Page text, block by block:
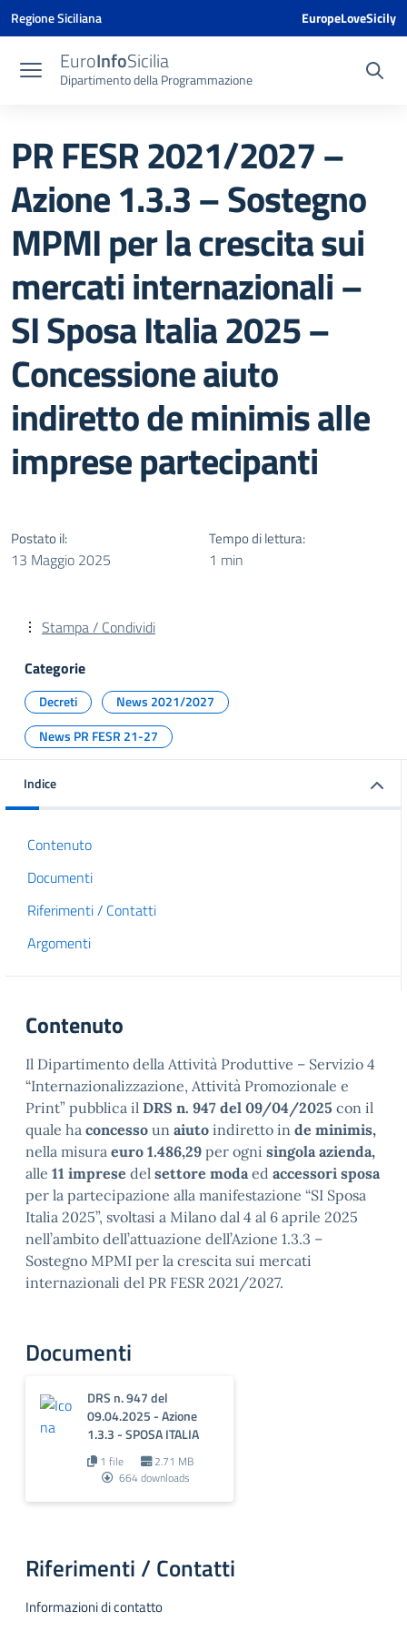
Vai ai contenuti
Vai al menu di navigazione
Vai al footer
Vai al banner delle Cookie Policy
Regione Siciliana EuropeLoveSicily
EuroInfoSicilia
Dipartimento della Programmazione
PR FESR 2021/2027 –
Azione 1.3.3 – Sostegno
MPMI per la crescita sui
mercati internazionali –
SI Sposa Italia 2025 –
Concessione aiuto
indiretto de minimis alle
imprese partecipanti
Postato il:
13 Maggio 2025
Tempo di lettura:
1 min
Stampa / Condividi
Categorie
Decreti
News 2021/2027
News PR FESR 21-27
Indice
Contenuto
Documenti
Riferimenti / Contatti
Argomenti
Contenuto
Il Dipartimento della Attività Produttive – Servizio 4
“Internazionalizzazione, Attività Promozionale e
Print” pubblica il DRS n. 947 del 09/04/2025 con il
quale ha concesso un aiuto indiretto in de minimis,
nella misura euro 1.486,29 per ogni singola azienda,
alle 11 imprese del settore modaed accessori sposa
per la partecipazione alla manifestazione “SI Sposa
Italia 2025”, svoltasi a Milano dal 4 al 6 aprile 2025
nell’ambito dell’attuazione dell’Azione 1.3.3 –
Sostegno MPMI per la crescita sui mercati
internazionali del PR FESR 2021/2027.
Documenti
DRS n. 947 del
09.04.2025 - Azione
1.3.3 - SPOSA ITALIA
1 file
2.71 MB
664 downloads
Riferimenti / Contatti
Informazioni di contatto